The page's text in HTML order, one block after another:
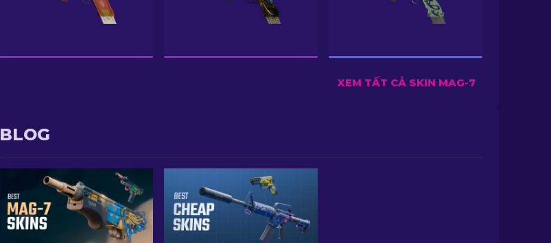
XEM TẤT CẢ SKIN MAG-7
BLOG